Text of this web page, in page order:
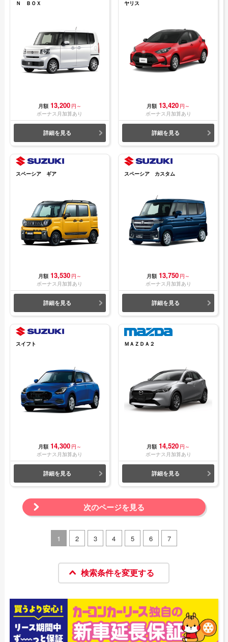
Ｎ ＢＯＸ
月額 13,200 円～
ボーナス月加算あり
詳細を見る
ヤリス
月額 13,420 円～
ボーナス月加算あり
詳細を見る
スペーシア ギア
月額 13,530 円～
ボーナス月加算あり
詳細を見る
スペーシア カスタム
月額 13,750 円～
ボーナス月加算あり
詳細を見る
スイフト
月額 14,300 円～
ボーナス月加算あり
詳細を見る
ＭＡＺＤＡ２
月額 14,520 円～
ボーナス月加算あり
詳細を見る
次のページを見る
1 2 3 4 5 6 7
検索条件を変更する